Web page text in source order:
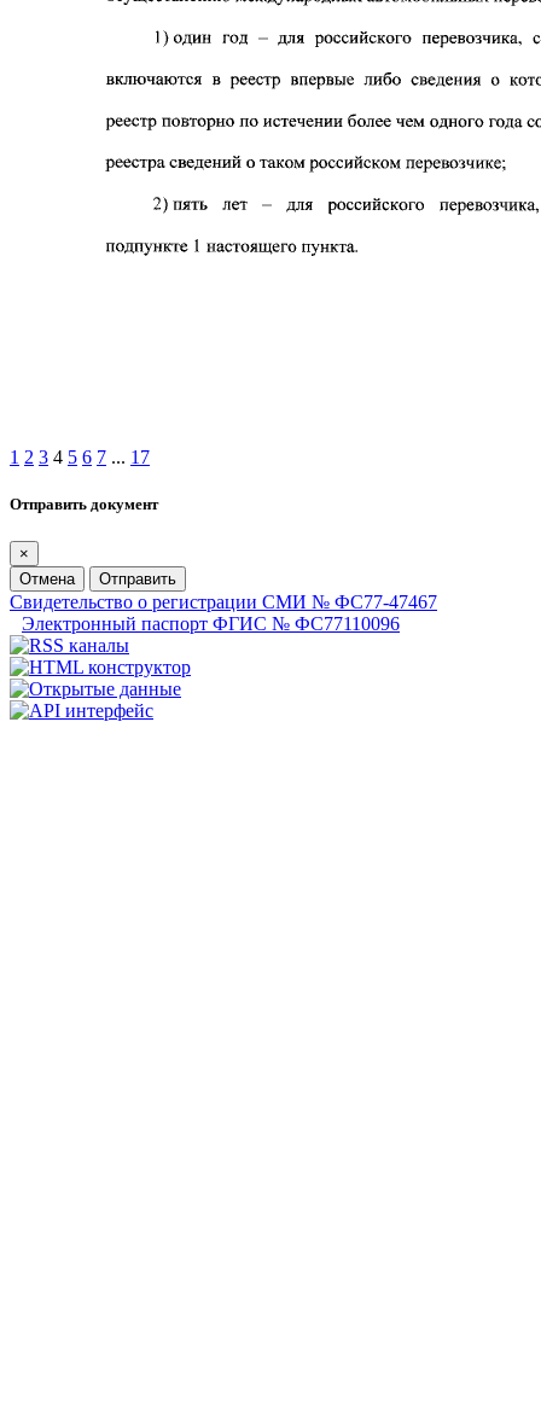
1 2 3 4 5 6 7 ... 17
Отправить документ
×
Отмена
Отправить
Свидетельство о регистрации СМИ № ФС77-47467
Электронный паспорт ФГИС № ФС77110096